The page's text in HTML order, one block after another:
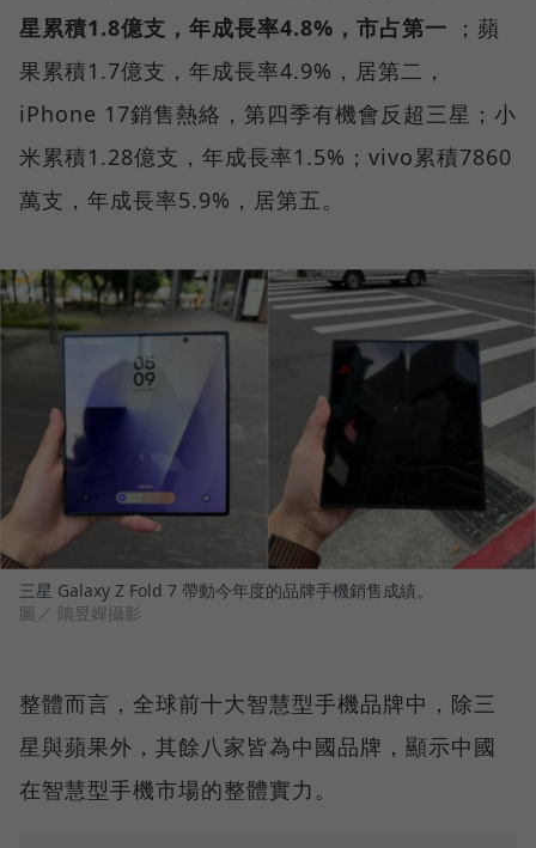
星累積1.8億支，年成長率4.8%，市占第一 ；蘋
果累積1.7億支，年成長率4.9%，居第二，
iPhone 17銷售熱絡，第四季有機會反超三星；小
米累積1.28億支，年成長率1.5%；vivo累積7860
萬支，年成長率5.9%，居第五。
三星 Galaxy Z Fold 7 帶動今年度的品牌手機銷售成績。
圖／ 隋昱嬋攝影
整體而言，全球前十大智慧型手機品牌中，除三
星與蘋果外，其餘八家皆為中國品牌，顯示中國
在智慧型手機市場的整體實力。